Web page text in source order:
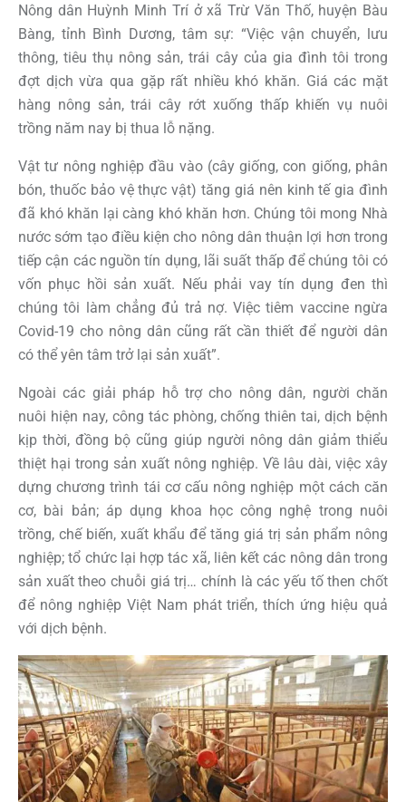
Nông dân Huỳnh Minh Trí ở xã Trừ Văn Thố, huyện Bàu
Bàng, tỉnh Bình Dương, tâm sự: “Việc vận chuyển, lưu
thông, tiêu thụ nông sản, trái cây của gia đình tôi trong
đợt dịch vừa qua gặp rất nhiều khó khăn. Giá các mặt
hàng nông sản, trái cây rớt xuống thấp khiến vụ nuôi
trồng năm nay bị thua lỗ nặng.
Vật tư nông nghiệp đầu vào (cây giống, con giống, phân
bón, thuốc bảo vệ thực vật) tăng giá nên kinh tế gia đình
đã khó khăn lại càng khó khăn hơn. Chúng tôi mong Nhà
nước sớm tạo điều kiện cho nông dân thuận lợi hơn trong
tiếp cận các nguồn tín dụng, lãi suất thấp để chúng tôi có
vốn phục hồi sản xuất. Nếu phải vay tín dụng đen thì
chúng tôi làm chẳng đủ trả nợ. Việc tiêm vaccine ngừa
Covid-19 cho nông dân cũng rất cần thiết để người dân
có thể yên tâm trở lại sản xuất”.
Ngoài các giải pháp hỗ trợ cho nông dân, người chăn
nuôi hiện nay, công tác phòng, chống thiên tai, dịch bệnh
kịp thời, đồng bộ cũng giúp người nông dân giảm thiểu
thiệt hại trong sản xuất nông nghiệp. Về lâu dài, việc xây
dựng chương trình tái cơ cấu nông nghiệp một cách căn
cơ, bài bản; áp dụng khoa học công nghệ trong nuôi
trồng, chế biến, xuất khẩu để tăng giá trị sản phẩm nông
nghiệp; tổ chức lại hợp tác xã, liên kết các nông dân trong
sản xuất theo chuỗi giá trị… chính là các yếu tố then chốt
để nông nghiệp Việt Nam phát triển, thích ứng hiệu quả
với dịch bệnh.